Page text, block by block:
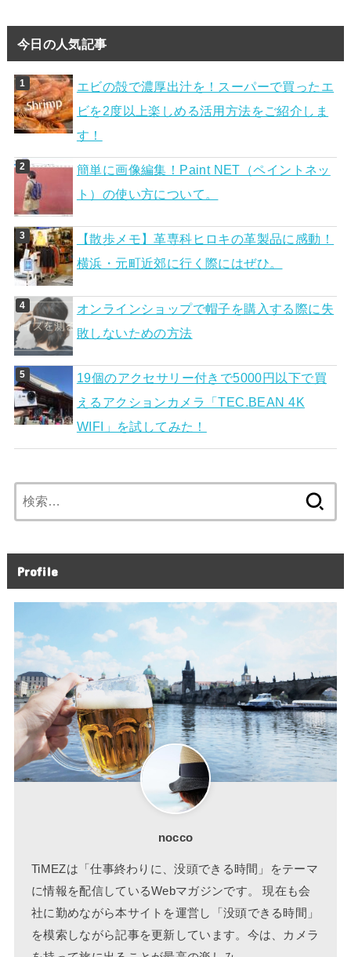
今日の人気記事
エビの殻で濃厚出汁を！スーパーで買ったエ
ビを2度以上楽しめる活用方法をご紹介しま
す！
簡単に画像編集！Paint NET（ペイントネッ
ト）の使い方について。
【散歩メモ】革専科ヒロキの革製品に感動！
横浜・元町近郊に行く際にはぜひ。
オンラインショップで帽子を購入する際に失
敗しないための方法
19個のアクセサリー付きで5000円以下で買
えるアクションカメラ「TEC.BEAN 4K
WIFI」を試してみた！
索:
Profile
nocco
TiMEZは「仕事終わりに、没頭できる時間」をテーマ
に情報を配信しているWebマガジンです。 現在も会
社に勤めながら本サイトを運営し「没頭できる時間」
を模索しながら記事を更新しています。今は、カメラ